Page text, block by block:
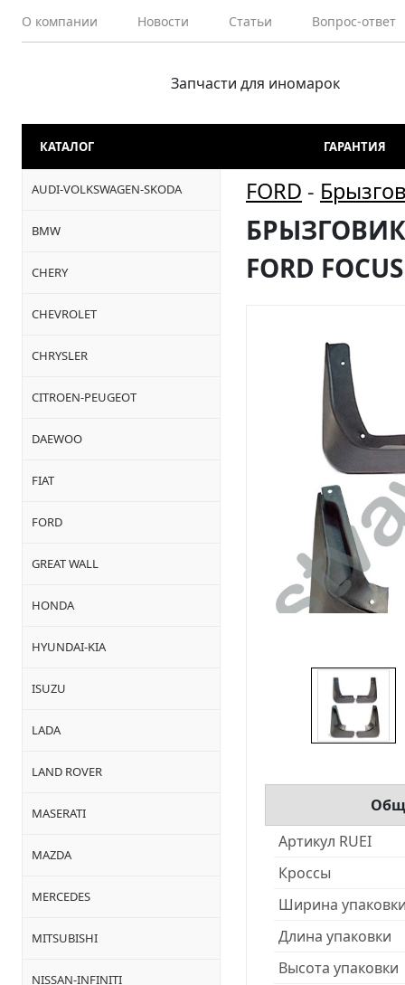
О компании Новости Статьи Вопрос-ответ
Запчасти для иномарок
КАТАЛОГ ГАРАНТИЯ
AUDI-VOLKSWAGEN-SKODA
BMW
CHERY
CHEVROLET
CHRYSLER
CITROEN-PEUGEOT
DAEWOO
FIAT
FORD
GREAT WALL
HONDA
HYUNDAI-KIA
ISUZU
LADA
LAND ROVER
MASERATI
MAZDA
MERCEDES
MITSUBISHI
NISSAN-INFINITI
FORD -
FORD
Артикул RUEI
Кроссы
Ширина
Длина упаковки
Высота упаковки